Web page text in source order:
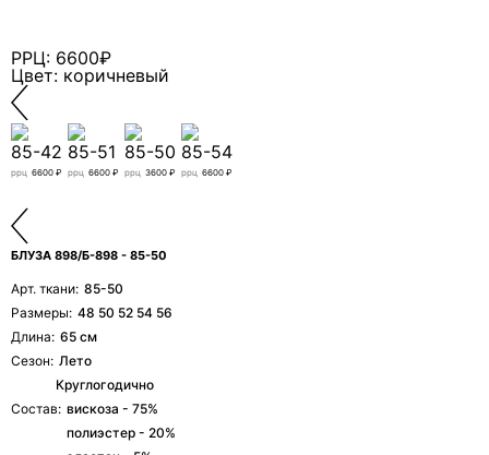
Я даю согласие ООО «ФИЛЕО» на обработку моих
персональных данных для регистрации, создания
РРЦ: 6600₽
Цвет: коричневый
85-42
ррц 6600 ₽
85-51
ррц 6600 ₽
85-50
ррц 3600 ₽
85-54
ррц 6600 ₽
БЛУЗА 898/Б-898 - 85-50
Арт. ткани: 85-50
Размеры: 48 50 52 54 56
Длина: 65 см
Сезон: Лето
Круглогодично
Состав: вискоза - 75%
полиэстер - 20%